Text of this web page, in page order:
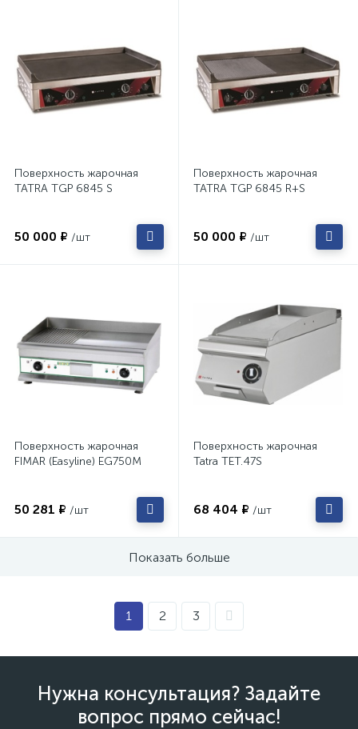
Поверхность жарочная
TATRA TGP 6845 S
50 000 ₽ /шт
Поверхность жарочная
TATRA TGP 6845 R+S
50 000 ₽ /шт
Поверхность жарочная
FIMAR (Easyline) EG750M
50 281 ₽ /шт
Поверхность жарочная
Tatra TET.47S
68 404 ₽ /шт
Показать больше
1 2 3
Нужна консультация? Задайте
вопрос прямо сейчас!